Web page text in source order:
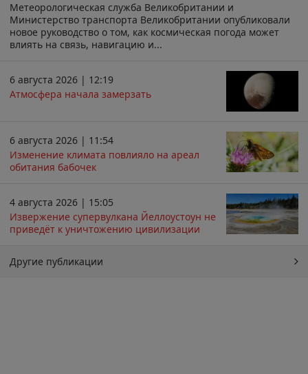
Метеорологическая служба Великобритании и
Министерство транспорта Великобритании опубликовали
новое руководство о том, как космическая погода может
влиять на связь, навигацию и...
6 августа 2026 | 12:19
Атмосфера начала замерзать
6 августа 2026 | 11:54
Изменение климата повлияло на ареал
обитания бабочек
4 августа 2026 | 15:05
Извержение супервулкана Йеллоустоун не
приведёт к уничтожению цивилизации
Другие публикации